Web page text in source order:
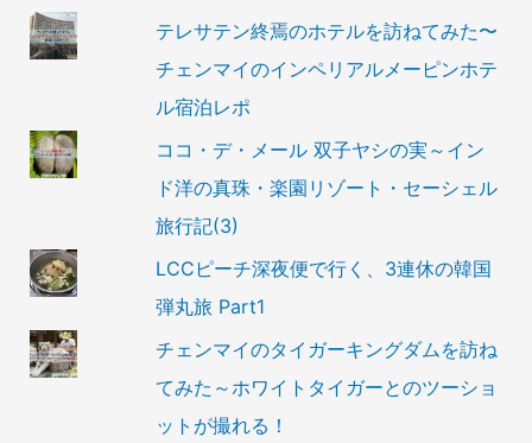
テレサテン終焉のホテルを訪ねてみた〜
チェンマイのインペリアルメーピンホテ
ル宿泊レポ
ココ・デ・メール 双子ヤシの実～イン
ド洋の真珠・楽園リゾート・セーシェル
旅行記(3)
LCCピーチ深夜便で行く、3連休の韓国
弾丸旅 Part1
チェンマイのタイガーキングダムを訪ね
てみた～ホワイトタイガーとのツーショ
ットが撮れる！